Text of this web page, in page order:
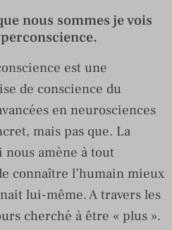
nous sommes je vois
est une
de conscience du
en neurosciences
mais pas que. La
nous amène à tout
connaître l’humain mieux
lui-même. A travers les
cherché à être « plus ».